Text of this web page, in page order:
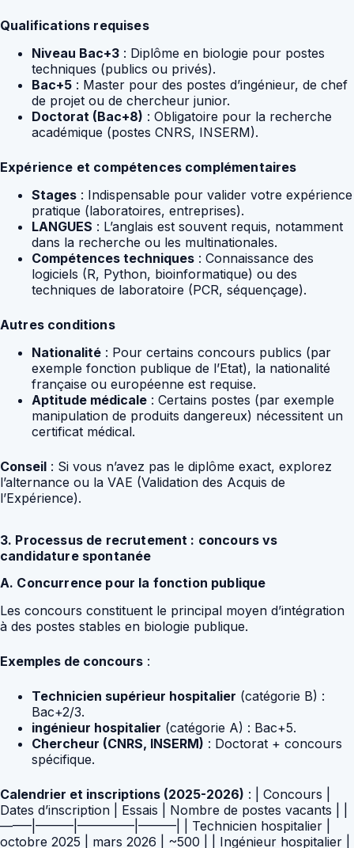
Qualifications requises
Niveau Bac+3 : Diplôme en biologie pour postes
techniques (publics ou privés).
Bac+5 : Master pour des postes d’ingénieur, de chef
de projet ou de chercheur junior.
Doctorat (Bac+8) : Obligatoire pour la recherche
académique (postes CNRS, INSERM).
Expérience et compétences complémentaires
Stages : Indispensable pour valider votre expérience
pratique (laboratoires, entreprises).
LANGUES : L’anglais est souvent requis, notamment
dans la recherche ou les multinationales.
Compétences techniques : Connaissance des
logiciels (R, Python, bioinformatique) ou des
techniques de laboratoire (PCR, séquençage).
Autres conditions
Nationalité : Pour certains concours publics (par
exemple fonction publique de l’Etat), la nationalité
française ou européenne est requise.
Aptitude médicale : Certains postes (par exemple
manipulation de produits dangereux) nécessitent un
certificat médical.
Conseil : Si vous n’avez pas le diplôme exact, explorez
l’alternance ou la VAE (Validation des Acquis de
l’Expérience).
3. Processus de recrutement : concours vs
candidature spontanée
A. Concurrence pour la fonction publique
Les concours constituent le principal moyen d’intégration
à des postes stables en biologie publique.
Exemples de concours :
Technicien supérieur hospitalier (catégorie B) :
Bac+2/3.
ingénieur hospitalier (catégorie A) : Bac+5.
Chercheur (CNRS, INSERM) : Doctorat + concours
spécifique.
Calendrier et inscriptions (2025-2026) : | Concours |
Dates d’inscription | Essais | Nombre de postes vacants | |
——–|———|————–|———| | Technicien hospitalier |
octobre 2025 | mars 2026 | ~500 | | Ingénieur hospitalier |